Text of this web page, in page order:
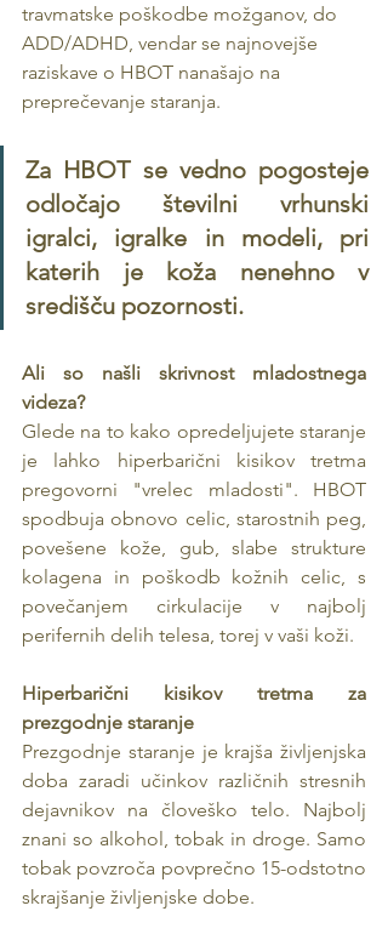
travmatske poškodbe možganov, do
ADD/ADHD, vendar se najnovejše
raziskave o HBOT nanašajo na
preprečevanje staranja.
Za HBOT se vedno pogosteje
odločajo številni vrhunski
igralci, igralke in modeli, pri
katerih je koža nenehno v
središču pozornosti.
Ali so našli skrivnost mladostnega
videza?
Glede na to kako opredeljujete staranje
je lahko hiperbarični kisikov tretma
pregovorni "vrelec mladosti". HBOT
spodbuja obnovo celic, starostnih peg,
povešene kože, gub, slabe strukture
kolagena in poškodb kožnih celic, s
povečanjem cirkulacije v najbolj
perifernih delih telesa, torej v vaši koži.
Hiperbarični kisikov tretma za
prezgodnje staranje
Prezgodnje staranje je krajša življenjska
doba zaradi učinkov različnih stresnih
dejavnikov na človeško telo. Najbolj
znani so alkohol, tobak in droge. Samo
tobak povzroča povprečno 15-odstotno
skrajšanje življenjske dobe.